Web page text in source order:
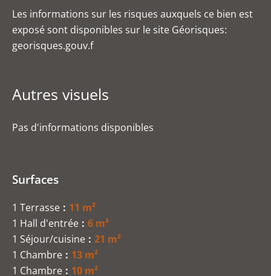
Les informations sur les risques auxquels ce bien est
exposé sont disponibles sur le site Géorisques:
georisques.gouv.f
Autres visuels
Pas d'informations disponibles
Surfaces
1 Terrasse
11 m²
1 Hall d'entrée
6 m²
1 Séjour/cuisine
21 m²
1 Chambre
13 m²
1 Chambre
10 m²